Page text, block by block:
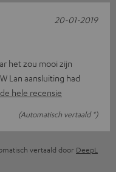
het zou mooi zijn
Lan aansluiting had
hele recensie
(Automatisch vertaald *)
20-01-2019
vertaald door DeepL